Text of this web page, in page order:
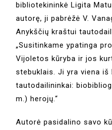
bibliotekininkė Ligita
autorę, ji pabrėžė V.
Anykščių kraštui
„Susitinkame ypatinga
Vijoletos kūryba ir jos
stebuklais. Ji yra viena iš
tautodailininkai:
m.) herojų.“
Autorė pasidalino savo